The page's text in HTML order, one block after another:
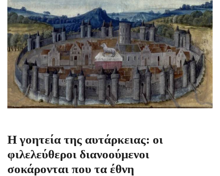
Η γοητεία της αυτάρκειας: οι
φιλελεύθεροι διανοούμενοι
σοκάρονται που τα έθνη